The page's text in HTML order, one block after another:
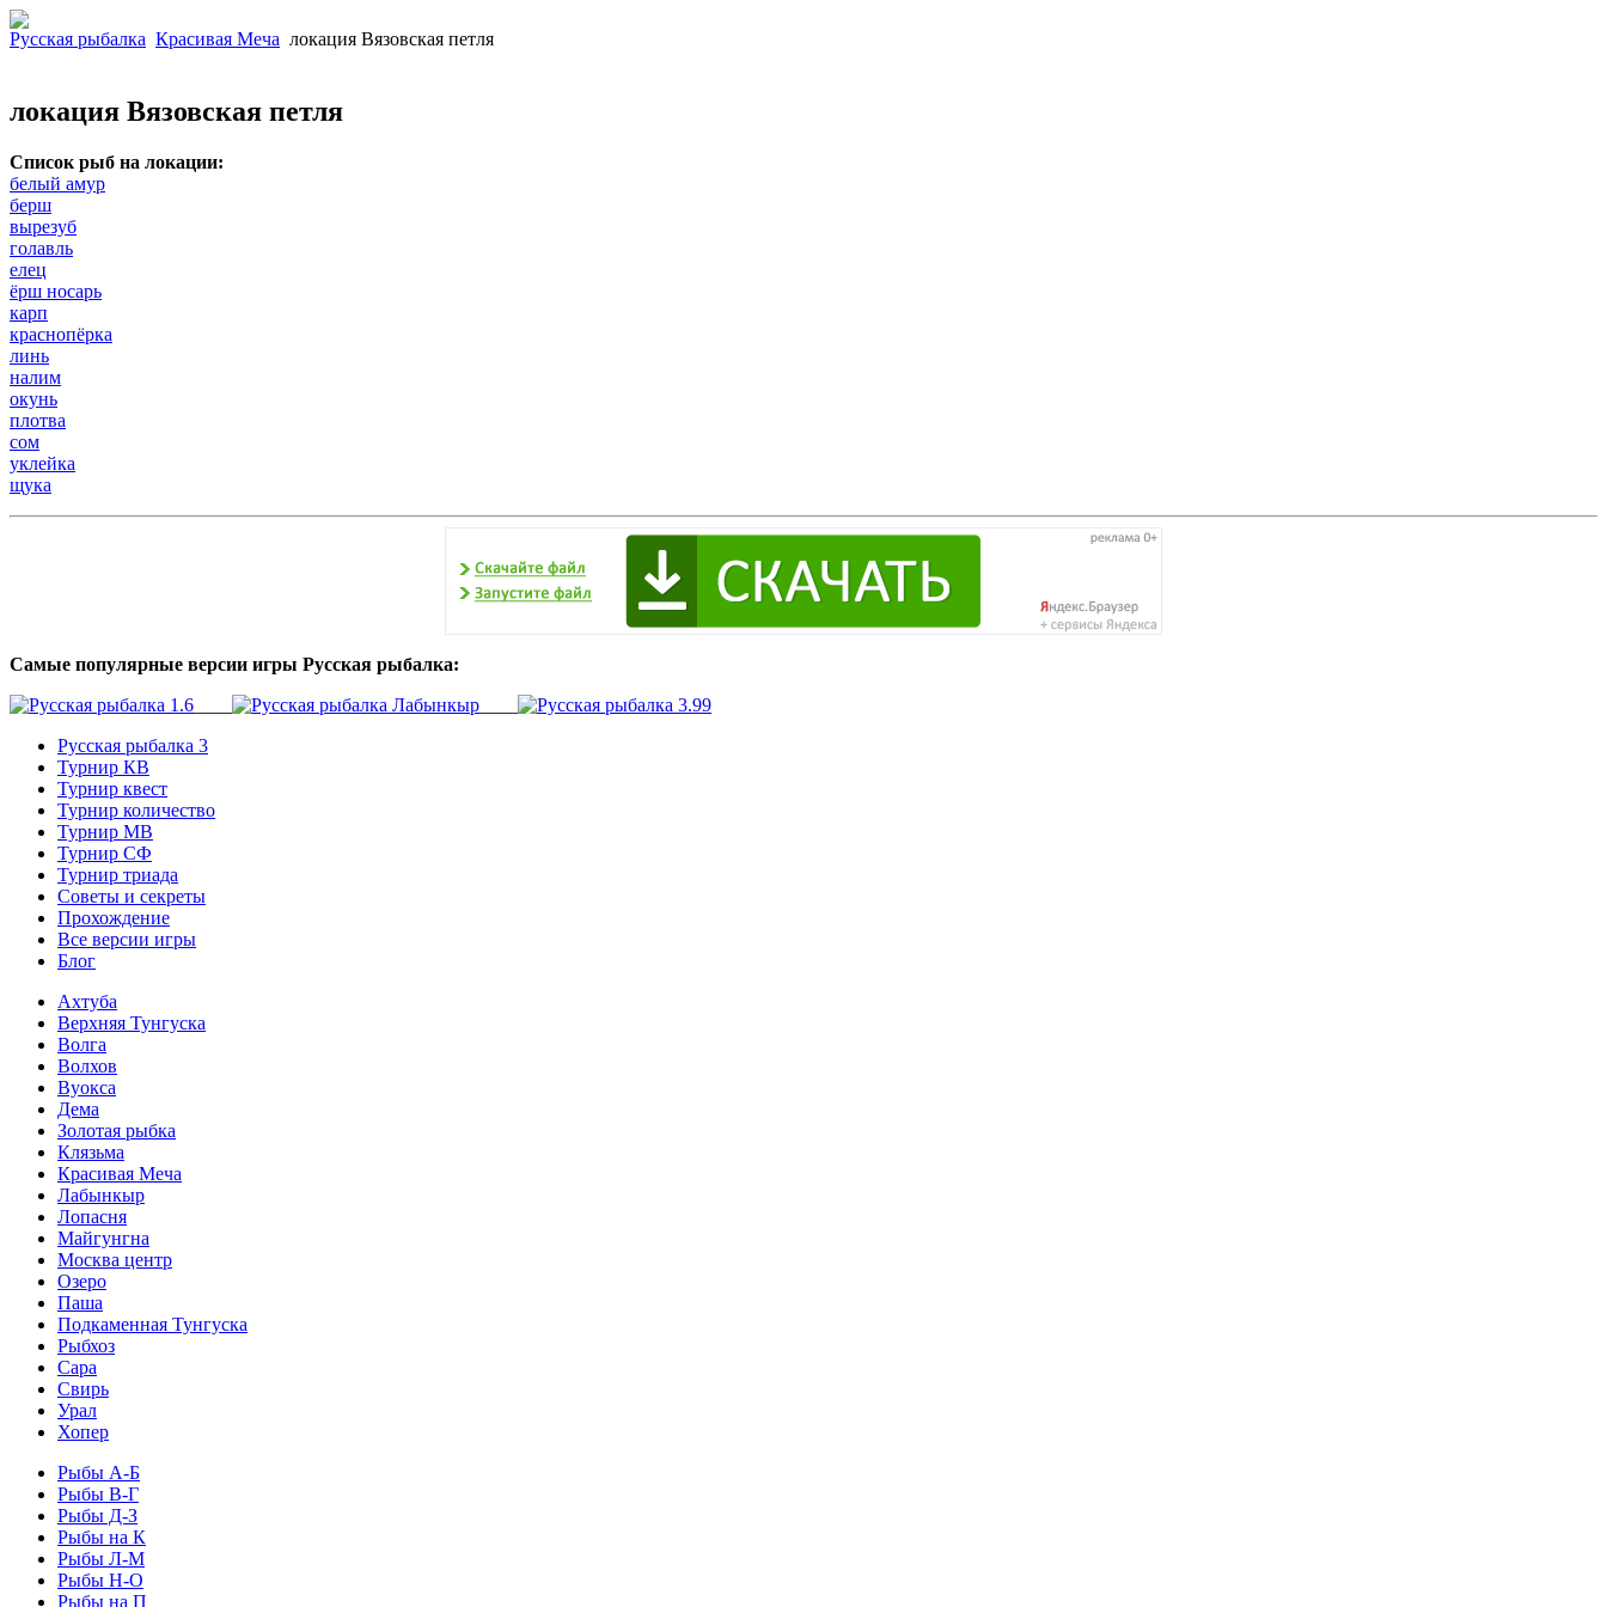
Русская рыбалка Красивая Меча локация Вязовская петля
локация Вязовская петля
Список рыб на локации:
белый амур
берш
вырезуб
голавль
елец
ёрш носарь
карп
краснопёрка
линь
налим
окунь
плотва
сом
уклейка
щука
Самые популярные версии игры Русская рыбалка:
Русская рыбалка 3
Турнир КВ
Турнир квест
Турнир количество
Турнир МВ
Турнир СФ
Турнир триада
Советы и секреты
Прохождение
Все версии игры
Блог
Ахтуба
Верхняя Тунгуска
Волга
Волхов
Вуокса
Дема
Золотая рыбка
Клязьма
Красивая Меча
Лабынкыр
Лопасня
Майгунгна
Москва центр
Озеро
Паша
Подкаменная Тунгуска
Рыбхоз
Сара
Свирь
Урал
Хопер
Рыбы А-Б
Рыбы В-Г
Рыбы Д-З
Рыбы на К
Рыбы Л-М
Рыбы Н-О
Рыбы на П